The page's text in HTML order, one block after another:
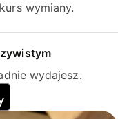
wymiany.
wydajesz.